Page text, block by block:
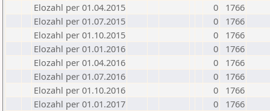
Elozahl per 01.04.2015
0
1766
Elozahl per 01.07.2015
0
1766
Elozahl per 01.10.2015
0
1766
Elozahl per 01.01.2016
0
1766
Elozahl per 01.04.2016
0
1766
Elozahl per 01.07.2016
0
1766
Elozahl per 01.10.2016
0
1766
Elozahl per 01.01.2017
0
1766